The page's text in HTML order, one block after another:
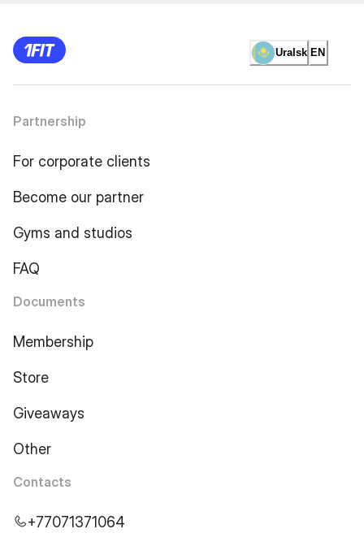
Uralsk EN
Partnership
For corporate clients
Become our partner
Gyms and studios
FAQ
Documents
Membership
Store
Giveaways
Other
Contacts
+77071371064